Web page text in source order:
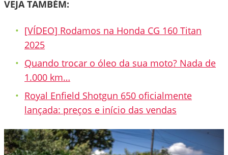
VEJA TAMBÉM:
[VÍDEO] Rodamos na Honda CG 160 Titan
2025
Quando trocar o óleo da sua moto? Nada de
1.000 km…
Royal Enfield Shotgun 650 oficialmente
lançada: preços e início das vendas